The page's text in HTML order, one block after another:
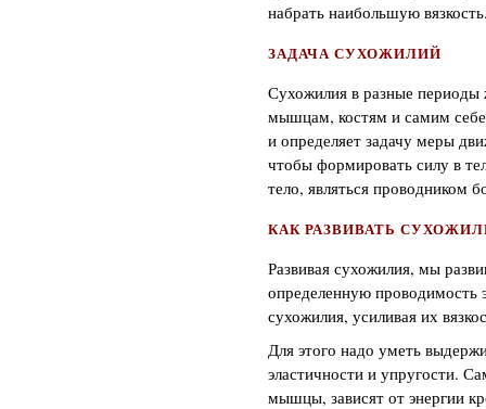
набрать наибольшую
ЗАДАЧА СУХОЖИЛИЙ
Сухожилия в разные периоды
мышцам, костям и самим себе
и определяет задачу меры
чтобы формировать силу в
тело, являться проводником
КАК РАЗВИВАТЬ
Развивая сухожилия, мы
определенную проводимость
сухожилия, усиливая их
Для этого надо уметь
эластичности и упругости.
мышцы, зависят от энергии